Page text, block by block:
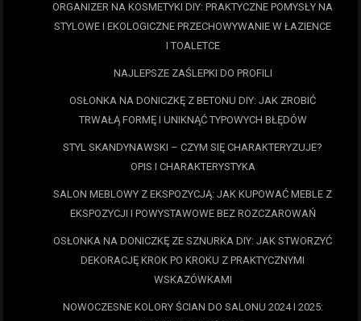
ORGANIZER NA KOSMETYKI DIY: PRAKTYCZNE POMYSŁY NA
STYLOWE I EKOLOGICZNE PRZECHOWYWANIE W ŁAZIENCE
I TOALETCE
NAJLEPSZE ZAŚLEPKI DO PROFILI
OSŁONKA NA DONICZKĘ Z BETONU DIY: JAK ZROBIĆ
TRWAŁĄ FORMĘ I UNIKNĄĆ TYPOWYCH BŁĘDÓW
STYL SKANDYNAWSKI – CZYM SIĘ CHARAKTERYZUJE?
OPIS I CHARAKTERYSTYKA
SALON MEBLOWY Z EKSPOZYCJĄ: JAK KUPOWAĆ MEBLE Z
EKSPOZYCJI I POWYSTAWOWE BEZ ROZCZAROWAŃ
OSŁONKA NA DONICZKĘ ZE SZNURKA DIY: JAK STWORZYĆ
DEKORACJĘ KROK PO KROKU Z PRAKTYCZNYMI
WSKAZÓWKAMI
NOWOCZESNE KOLORY ŚCIAN DO SALONU 2024 I 2025: